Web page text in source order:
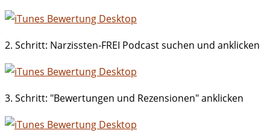
2. Schritt: Narzissten-FREI Podcast suchen und anklicken
3. Schritt: "Bewertungen und Rezensionen" anklicken